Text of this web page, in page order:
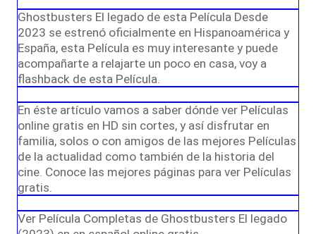
Ghostbusters El legado de esta Película Desde
2023 se estrenó oficialmente en Hispanoamérica y
España, esta Película es muy interesante y puede
acompañarte a relajarte un poco en casa, voy a
flashback de esta Película.
En éste artículo vamos a saber dónde ver Películas
online gratis en HD sin cortes, y así disfrutar en
familia, solos o con amigos de las mejores Películas
de la actualidad como también de la historia del
cine. Conoce las mejores páginas para ver Películas
gratis.
Ver Película Completas de Ghostbusters El legado